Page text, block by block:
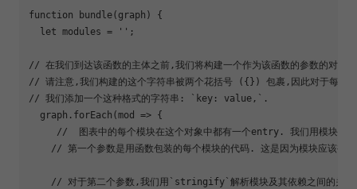
function bundle(graph) {
let modules = '' ;
// 在我们到达该函数的主体之前,我们将构建一个作为该函数的参数的对
// 请注意,我们构建的这个字符串被两个花括号 ({}) 包裹,因此对于每个
// 我们添加一个这种格式的字符串: `key: value,`.
  graph.forEach(mod => {
//  图表中的每个模块在这个对象中都有一个entry. 我们用模块的
// 第一个参数是用函数包装的每个模块的代码. 这是因为模块应该被
// 对于第二个参数,我们用`stringify`解析模块及其依赖之间的关